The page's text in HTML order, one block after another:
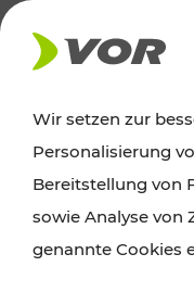
AKTUELLES
Wien,
Wir setzen zur
Personalisierung
Bereitstellung von
sowie Analyse von
genannte Cookies